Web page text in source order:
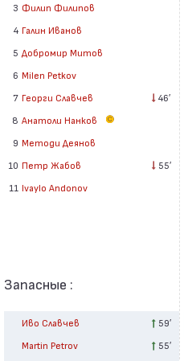
3 Филип Филипов
4 Галин Иванов
5 Добромир Митов
6 Milen Petkov
7 Георги Славчев
46′
8 Анатоли Нанков
9 Методи Деянов
10 Петр Жабов
55′
11 Ivaylo Andonov
Запасные :
Иво Славчев
59′
Martin Petrov
55′